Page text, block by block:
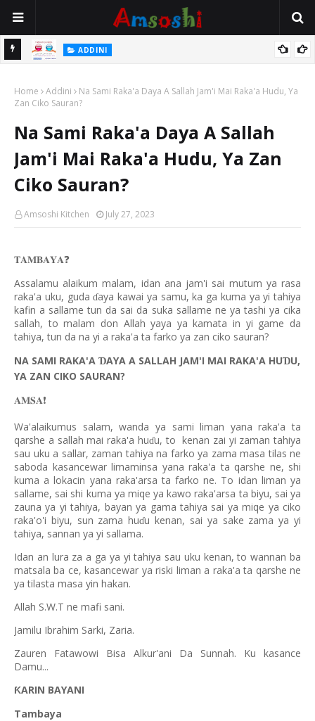
ADDINI
Home Addini
Na Sami Raka'a Daya A Sallah Jam'i Mai Raka'a Hudu, Ya
Zan Ciko Sauran?
Na Sami Raka'a Daya A Sallah
Jam'i Mai Raka'a Hudu, Ya Zan
Ciko Sauran?
Amsoshi Kitchen July 27, 2023
𝐓𝐀𝐌𝐁𝐀𝐘𝐀❓
Assalamu alaikum malam, idan ana jam'i sai mutum ya rasa
raka'a uku, gudaɗaya kawai ya samu, ka ga kuma ya yi tahiya
kafin a sallame tun da sai da suka sallame ne ya tashi ya cika
sallah, to malam don Allah yaya ya kamata in yi game da
tahiya, tun da na yi a raka'a ta farko ya zan ciko sauran?
NA SAMI RAKA'A ƊAYA A SALLAH JAM'I MAI RAKA'A HUƊU,
YA ZAN CIKO SAURAN?
𝐀𝐌𝐒𝐀❗️
Wa'alaikumus salam, wanda ya sami liman yana raka'a ta
qarshe a sallah mai raka'a huɗu, to kenan zai yi zaman tahiya
sau uku a sallar, zaman tahiya na farko ya zama masa tilas ne
saboda kasancewar limaminsa yana raka'a ta qarshe ne, shi
kuma a lokacin yana raka'arsa ta farko ne. To idan liman ya
sallame, sai shi kuma ya miqe ya kawo raka'arsa ta biyu, sai ya
zauna ya yi tahiya, bayan ya gama tahiya sai ya miqe ya ciko
raka'o'i biyu, sun zama huɗu kenan, sai ya sake zama ya yi
tahiya, sannan ya yi sallama.
Idan an lura za a ga ya yi tahiya sau uku kenan, to wannan ba
matsala ba ce, kasancewar ya riski liman a raka'a ta qarshe ne
ya tilasta masa yin hakan.
Allah S.W.T ne mafi sani.
Jamilu Ibrahim Sarki, Zaria.
Zauren Fatawowi Bisa Alkur'ani Da Sunnah. Ku kasance
Damu...
ƘARIN BAYANI
Tambaya